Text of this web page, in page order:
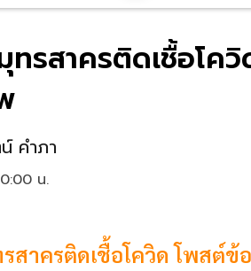
ทรสาครติดเชื้อโค
คำภา
น.
สาครติดเชื้อโควิด โพสต์ข้